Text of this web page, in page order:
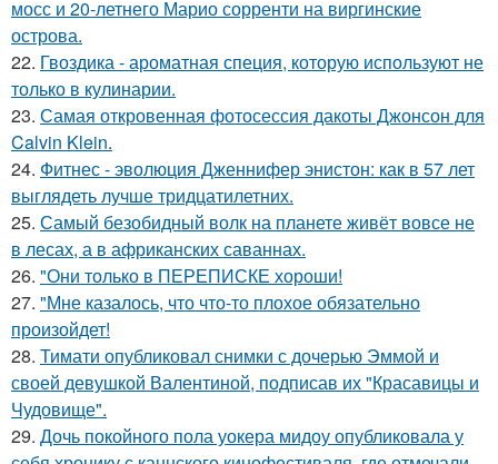
мосс и 20-летнего Марио сорренти на виргинские
острова.
22. Гвоздика - ароматная специя, которую используют не
только в кулинарии.
23. Самая откровенная фотосессия дакоты Джонсон для
Calvin Klein.
24. Фитнес - эволюция Дженнифер энистон: как в 57 лет
выглядеть лучше тридцатилетних.
25. Самый безобидный волк на планете живёт вовсе не
в лесах, а в африканских саваннах.
26. "Они только в ПЕРЕПИСКЕ хороши!
27. "Мне казалось, что что-то плохое обязательно
произойдет!
28. Тимати опубликовал снимки с дочерью Эммой и
своей девушкой Валентиной, подписав их "Красавицы и
Чудовище".
29. Дочь покойного пола уокера мидоу опубликовала у